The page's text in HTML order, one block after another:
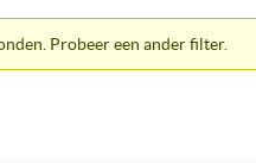
Probeer een ander filter.